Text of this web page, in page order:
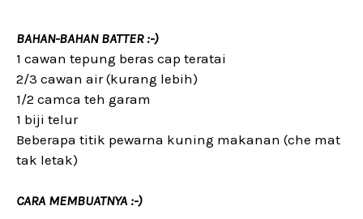
BAHAN-BAHAN BATTER :-)
1 cawan tepung beras cap teratai
2/3 cawan air (kurang lebih)
1/2 camca teh garam
1 biji telur
Beberapa titik pewarna kuning makanan (che mat
tak letak)
CARA MEMBUATNYA :-)